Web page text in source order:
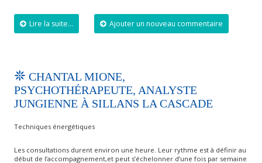
Lire la suite... Ajouter un nouveau commentaire
CHANTAL MIONE,
PSYCHOTHÉRAPEUTE, ANALYSTE
JUNGIENNE À SILLANS LA CASCADE
Techniques énergétiques
Les consultations durent environ une heure. Leur rythme est à définir au
début de l’accompagnement,et peut s’échelonner d’une fois par semaine